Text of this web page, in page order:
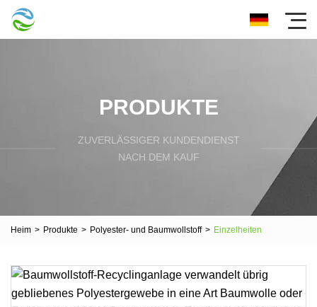
PRODUKTE
ZUVERLÄSSIGER KUNDENDIENST
NACH DEM KAUF
Heim > Produkte > Polyester- und Baumwollstoff > Einzelheiten